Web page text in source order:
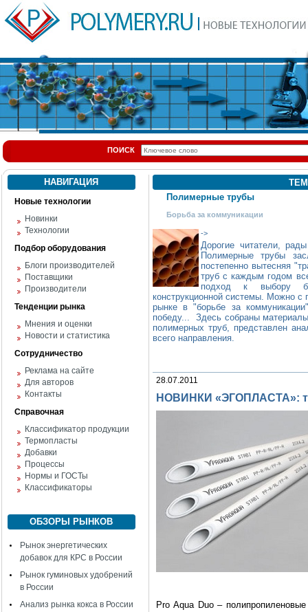
ПОИСК
НАВИГАЦИЯ
Новые технологии
Новинки
Технологии
Подбор оборудования
Блоги производителей
Поставщики
Производители
Тенденции рынка
Мнения и оценки
Новости и статистика
Сотрудничество
Реклама на сайте
Для авторов
Контакты
Справочная
Классификатор продукции
Термопласты
Добавки
Процессы
Нормы и ГОСТы
Классификаторы
ОБЗОРЫ РЫНКОВ
Рынок энергетических
добавок для КРС в России
Рынок гуминовых удобрений
в России
Анализ рынка кокса в России
Полимерные трубы
Борьба за коммуникации
->
Дорогие читатели,
Полимерные трубы
постепенно вытесняя
труб с каждым годом
подход к выбору
конструкционной системы. Можно с
рынке в "борьбе за
победу... Здесь собраны
полимерных труб, представлен
всего направления.
28.07.2011
НОВИНКИ «ЭГОПЛАСТА»:
Pro Aqua Duo–